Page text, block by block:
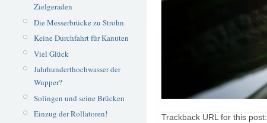
Zielgeraden
Die Messerbrücke zu Strohn
Keine Durchfahrt für Kanuten
Viel Glück
Jahrhunderthochwasser der
Wupper?
Solingen und seine Brücken
Einzug der Rollatoren!
Trackback URL for this post: